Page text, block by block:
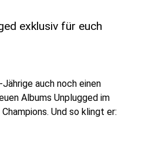
exklusiv für euch
auch noch einen
Albums Unplugged im
Und so klingt er: